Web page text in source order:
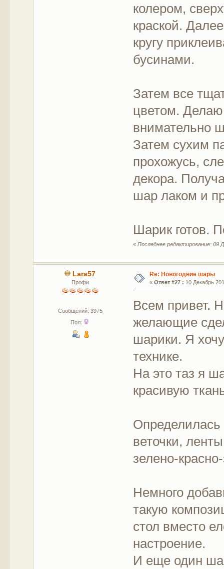
колером,
краской.
кругу
бусинами.
Затем все
цветом. Делаю
внимательно
Затем сухим
прохожусь,
декора.
шар лаком и
Шарик готов.
«Последнее редактирование: 09
Lara57
Профи
Сообщений: 3975
Пол:
Re: Новогодние шары
« Ответ #27 : 10 Декабрь
Всем привет.
желающие
шарики. Я
технике.
На это таз я
красивую
Определилась
веточки,
зелено-
Немного
такую
стол вместо
настроение.
И еще один